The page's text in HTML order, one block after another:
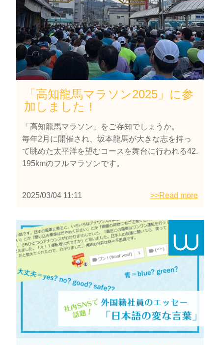
「高知龍馬マラソン2025」に参
加しました！
「高知龍馬マラソン」をご存知でしょうか。
毎年2月に開催され、坂本龍馬が大きな志を持っ
て眺めた太平洋を望むコースを舞台に行われる42.
195kmのフルマラソンです。
2025/03/04 11:11 >>Read more